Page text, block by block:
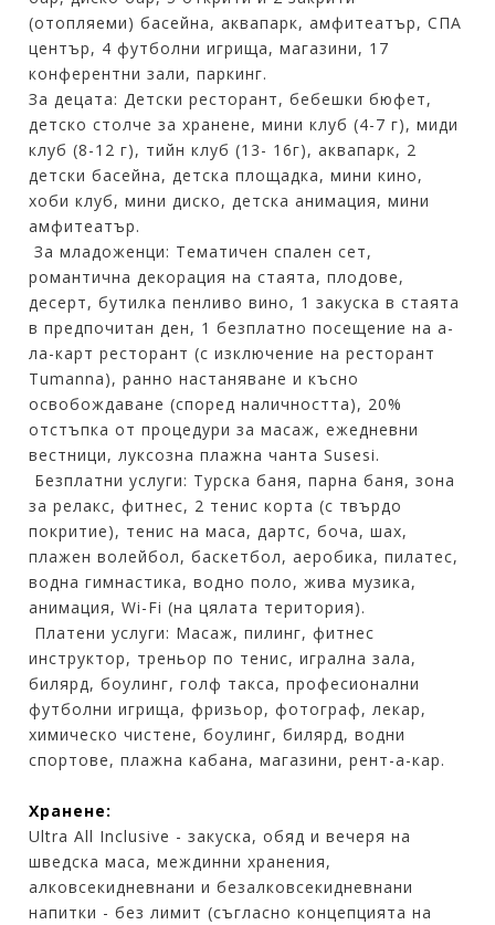
(отопляеми) басейна, аквапарк, амфитеатър, СПА
център, 4 футболни игрища, магазини, 17
конферентни зали, паркинг.
За децата: Дeтски ресторант, бебешки бюфет,
детско столче за хранене, мини клуб (4-7 г), миди
клуб (8-12 г), тийн клуб (13- 16г), аквапарк, 2
детски басейна, детска площадка, мини кино,
хоби клуб, мини диско, детска анимация, мини
амфитеатър.
За младоженци: Тематичен спален сет,
романтична декорация на стаята, плодове,
десерт, бутилка пенливо вино, 1 закуска в стаята
в предпочитан ден, 1 безплатно посещение на а-
ла-карт ресторант (с изключение на ресторант
Tumanna), ранно настаняване и късно
освобождаване (според наличността), 20%
отстъпка от процедури за масаж, ежедневни
вестници, луксозна плажна чанта Susesi.
Безплатни услуги: Турска баня, парна баня, зона
за релакс, фитнес, 2 тенис корта (с твърдо
покритие), тенис на маса, дартс, боча, шах,
плажен волейбол, баскетбол, аеробика, пилатес,
водна гимнастика, водно поло, жива музика,
анимация, Wi-Fi (на цялата територия).
Платени услуги: Масаж, пилинг, фитнес
инструктор, треньор по тенис, игрална зала,
билярд, боулинг, голф такса, професионални
футболни игрища, фризьор, фотограф, лекар,
химическо чистене, боулинг, билярд, водни
спортове, плажна кабана, магазини, рент-а-кар.
Хранене:
Ultra All Inclusive - закуска, обяд и вечеря на
шведска маса, междинни хранения,
алковсекидневнани и безалковсекидневнани
напитки - без лимит (съгласно концепцията на